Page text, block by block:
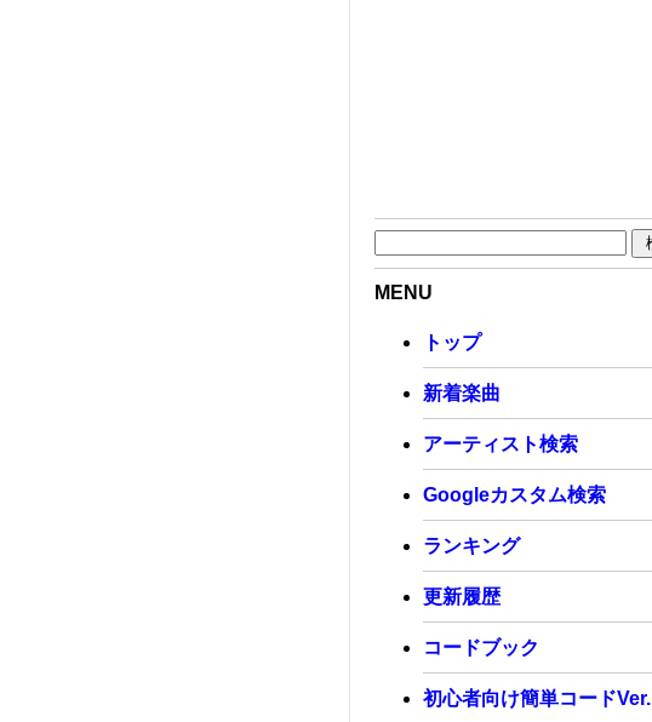
MENU
トップ
新着楽曲
アーティスト検索
Googleカスタム検索
ランキング
更新履歴
コードブック
初心者向け簡単コードVer.